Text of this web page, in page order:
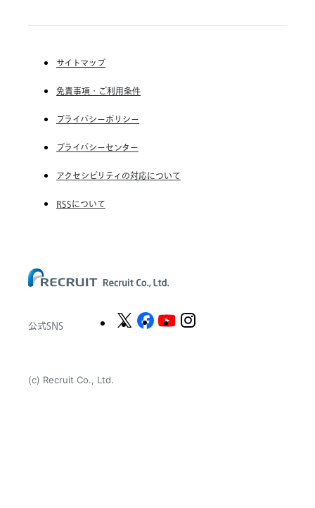
付」、
RGF Staffing France SAS
RGF Staffing Germany GmbH
RGF Staffing the Netherlands B.V.
Unique NV
(c) Recruit Co., Ltd.
公式SNS
サイトマップ
免責事項・ご利用条件
プライバシーポリシー
プライバシーセンター
アクセシビリティの対応について
RSSについて